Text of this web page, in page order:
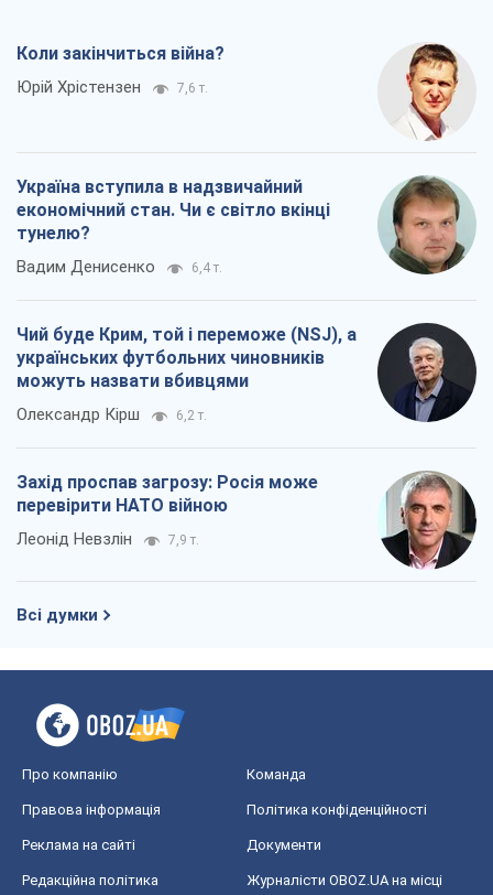
Коли закінчиться війна?
Юрій Хрістензен 7,6 т.
Україна вступила в надзвичайний
економічний стан. Чи є світло вкінці
тунелю?
Вадим Денисенко 6,4 т.
Чий буде Крим, той і переможе (NSJ), а
українських футбольних чиновників
можуть назвати вбивцями
Олександр Кірш 6,2 т.
Захід проспав загрозу: Росія може
перевірити НАТО війною
Леонід Невзлін 7,9 т.
Всі думки
Про компанію Команда
Правова інформація Політика конфіденційності
Реклама на сайті Документи
Редакційна політика
Журналісти OBOZ.UA на місці